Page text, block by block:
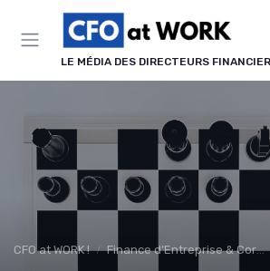
LE MÉDIA DES DIRECTEURS
CFO at WORK ! Finance d’Entreprise & Corporate Finance
Panneau de gestion des cookies